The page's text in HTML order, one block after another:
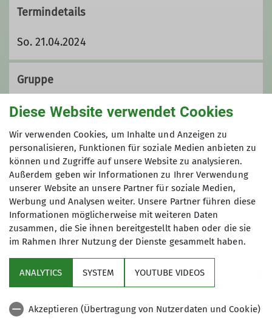
Termindetails
So. 21.04.2024
Gruppe
Familiengruppe
Ihr seid eine aktive Familie, seid gerne
draußen unterwegs und ihr habt Lust
auf gemeinsame Aktivitäten? Dann
seid ihr bei uns genau richtig! Unser
Programm richtet sich zurzeit an
Wenn ihr Interesse an
Unternehmungen für Familien mit
meldet euch gerne bei uns. Es wäre
Sektion
DAV
Diese Website verwendet Cookies
Wir verwenden Cookies, um Inhalte und Anzeigen zu
personalisieren, Funktionen für soziale Medien anbieten zu
können und Zugriffe auf unsere Website zu analysieren.
Außerdem geben wir Informationen zu Ihrer Verwendung
unserer Website an unsere Partner für soziale Medien,
Werbung und Analysen weiter. Unsere Partner führen diese
Informationen möglicherweise mit weiteren Daten
zusammen, die Sie ihnen bereitgestellt haben oder die sie
im Rahmen Ihrer Nutzung der Dienste gesammelt haben.
ANALYTICS SYSTEM YOUTUBE VIDEOS
Akzeptieren (Übertragung von Nutzerdaten und Cookie)